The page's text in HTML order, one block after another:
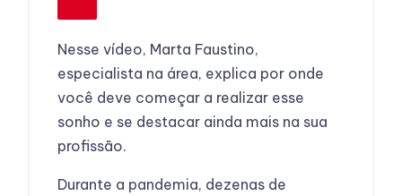
Nesse vídeo, Marta Faustino,
especialista na área, explica por onde
você deve começar a realizar esse
sonho e se destacar ainda mais na sua
profissão.
Durante a pandemia, dezenas de